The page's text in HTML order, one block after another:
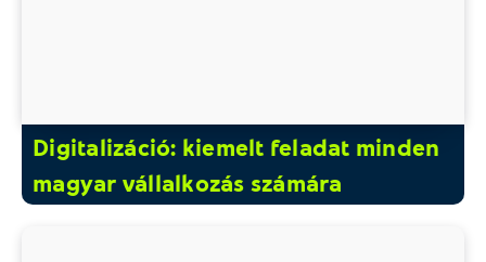
Digitalizáció: kiemelt feladat minden
magyar vállalkozás számára